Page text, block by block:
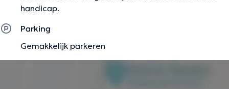
handicap.
Parking
Gemakkelijk parkeren